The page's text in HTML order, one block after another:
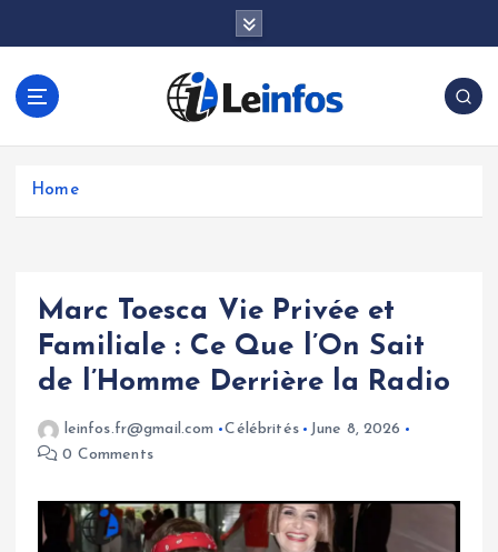
Home
Marc Toesca Vie Privée et
Familiale : Ce Que l’On Sait
de l’Homme Derrière la Radio
leinfos.fr@gmail.com Célébrités
June 8, 2026
0 Comments